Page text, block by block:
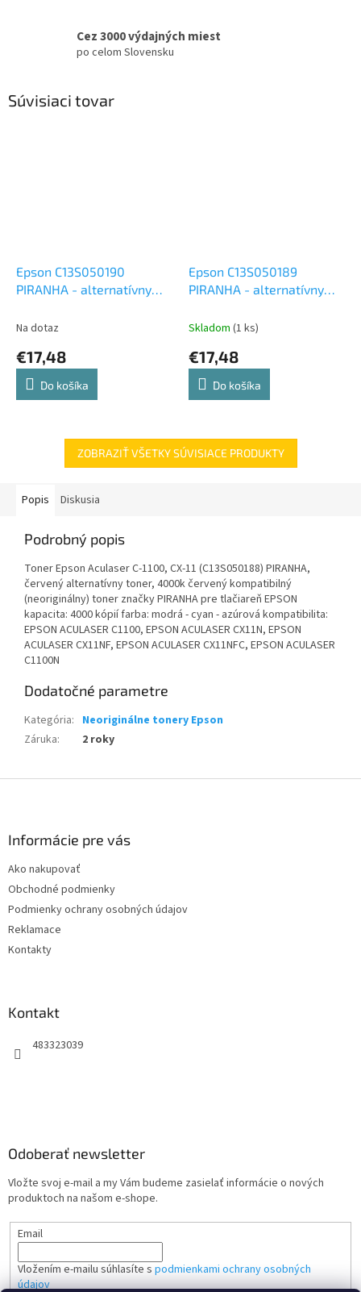
Cez 3000 výdajných miest
po celom Slovensku
Súvisiaci tovar
Epson C13S050190
PIRANHA - alternatívny
Na dotaz
€17,48
Do košíka
Epson C13S050189
PIRANHA - alternatívny
Skladom (1 ks)
€17,48
Do košíka
ZOBRAZIŤ VŠETKY SÚVISIACE PRODUKTY
Popis Diskusia
Podrobný popis
Toner Epson Aculaser C-1100, CX-11 (C13S050188) PIRANHA,
červený alternatívny toner, 4000k červený kompatibilný
(neoriginálny) toner značky PIRANHA pre tlačiareň EPSON
kapacita: 4000 kópií farba: modrá - cyan - azúrová kompatibilita:
EPSON ACULASER C1100, EPSON ACULASER CX11N, EPSON
ACULASER CX11NF, EPSON ACULASER CX11NFC, EPSON ACULASER
C1100N
Dodatočné parametre
Kategória: Neoriginálne tonery Epson
Záruka: 2 roky
Informácie pre vás
Ako nakupovať
Obchodné podmienky
Podmienky ochrany osobných údajov
Reklamace
Kontakty
Kontakt
483323039
Odoberať newsletter
Vložte svoj e-mail a my Vám budeme zasielať informácie o nových
produktoch na našom e-shope.
Email
Vložením e-mailu súhlasíte s podmienkami ochrany osobných
údajov